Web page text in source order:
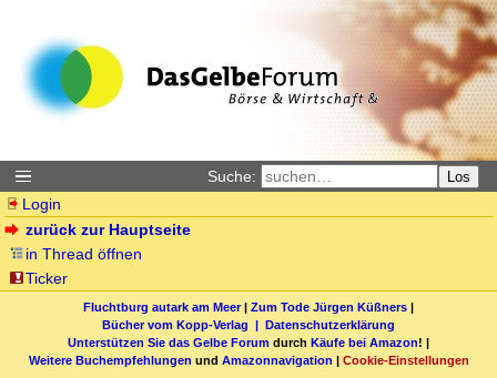
Suche: Los
Login
zurück zur Hauptseite
in Thread öffnen
Ticker
Fluchtburg autark am Meer| Zum Tode Jürgen Küßners |
Bücher vom Kopp-Verlag | Datenschutzerklärung
Unterstützen Sie das Gelbe Forum durch Käufe bei Amazon! |
Weitere Buchempfehlungen und Amazonnavigation | Cookie-Einstellungen